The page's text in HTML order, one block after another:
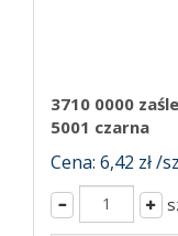
3710 0000
5001 czarna
Cena: 6,42 zł /